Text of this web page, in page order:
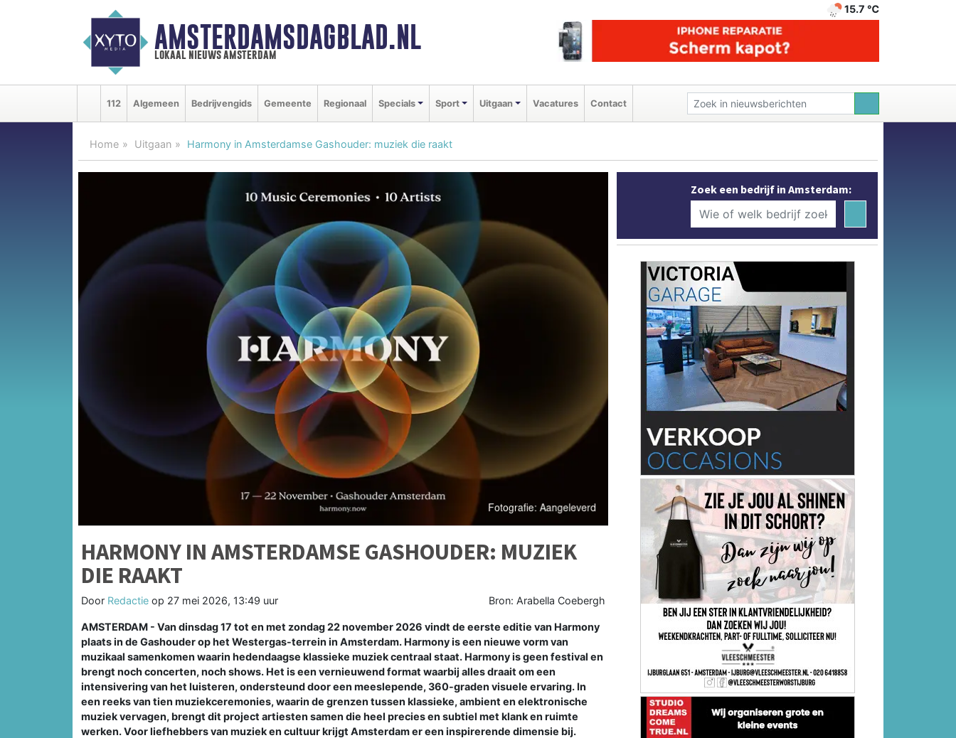
AMSTERDAMSDAGBLAD.NL
lokaal nieuws amsterdam
15.7 ℃
112 Algemeen Bedrijvengids Gemeente Regionaal Specials Sport Uitgaan Vacatures Contact
Home Uitgaan Harmony in Amsterdamse Gashouder: muziek die raakt
HARMONY IN AMSTERDAMSE GASHOUDER: MUZIEK
DIE RAAKT
Door Redactie op 27 mei 2026, 13:49 uur Bron: Arabella Coebergh
AMSTERDAM - Van dinsdag 17 tot en met zondag 22 november 2026 vindt de eerste editie van Harmony
plaats in de Gashouder op het Westergas-terrein in Amsterdam. Harmony is een nieuwe vorm van
muzikaal samenkomen waarin hedendaagse klassieke muziek centraal staat. Harmony is geen festival en
brengt noch concerten, noch shows. Het is een vernieuwend format waarbij alles draait om een
intensivering van het luisteren, ondersteund door een meeslepende, 360-graden visuele ervaring. In
een reeks van tien muziekceremonies, waarin de grenzen tussen klassieke, ambient en elektronische
muziek vervagen, brengt dit project artiesten samen die heel precies en subtiel met klank en ruimte
werken. Voor liefhebbers van muziek en cultuur krijgt Amsterdam er een inspirerende dimensie bij.
Zoek een bedrijf in Amsterdam: